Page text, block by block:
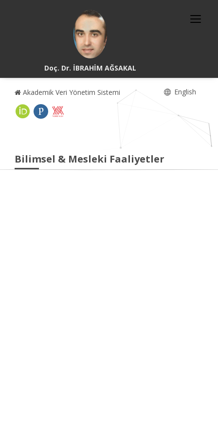
Doç. Dr. İBRAHİM AĞSAKAL
Akademik Veri Yönetim Sistemi English
Bilimsel & Mesleki Faaliyetler